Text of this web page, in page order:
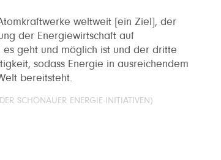
weltweit [ein Ziel], der
der Energiewirtschaft auf
geht und möglich ist und der dritte
sodass Energie in ausreichendem
bereitsteht.
SCHÖNAUER ENERGIE-INITIATIVEN)